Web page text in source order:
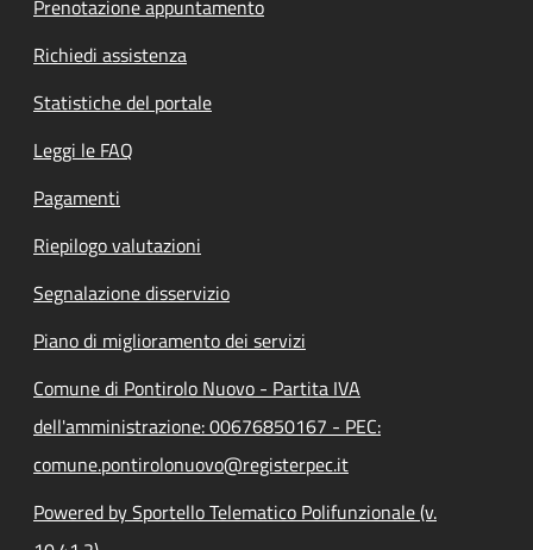
Prenotazione appuntamento
Richiedi assistenza
Statistiche del portale
Leggi le FAQ
Pagamenti
Riepilogo valutazioni
Segnalazione disservizio
Piano di miglioramento dei servizi
Comune di Pontirolo Nuovo - Partita IVA
dell'amministrazione: 00676850167 - PEC:
comune.pontirolonuovo@registerpec.it
Powered by Sportello Telematico Polifunzionale (v.